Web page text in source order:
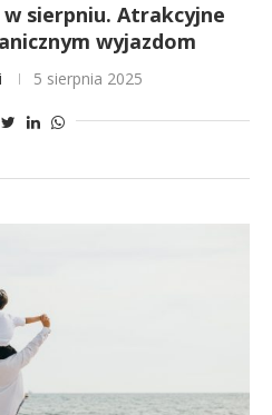
sierpniu. Atrakcyjne
wyjazdom
5 sierpnia 2025